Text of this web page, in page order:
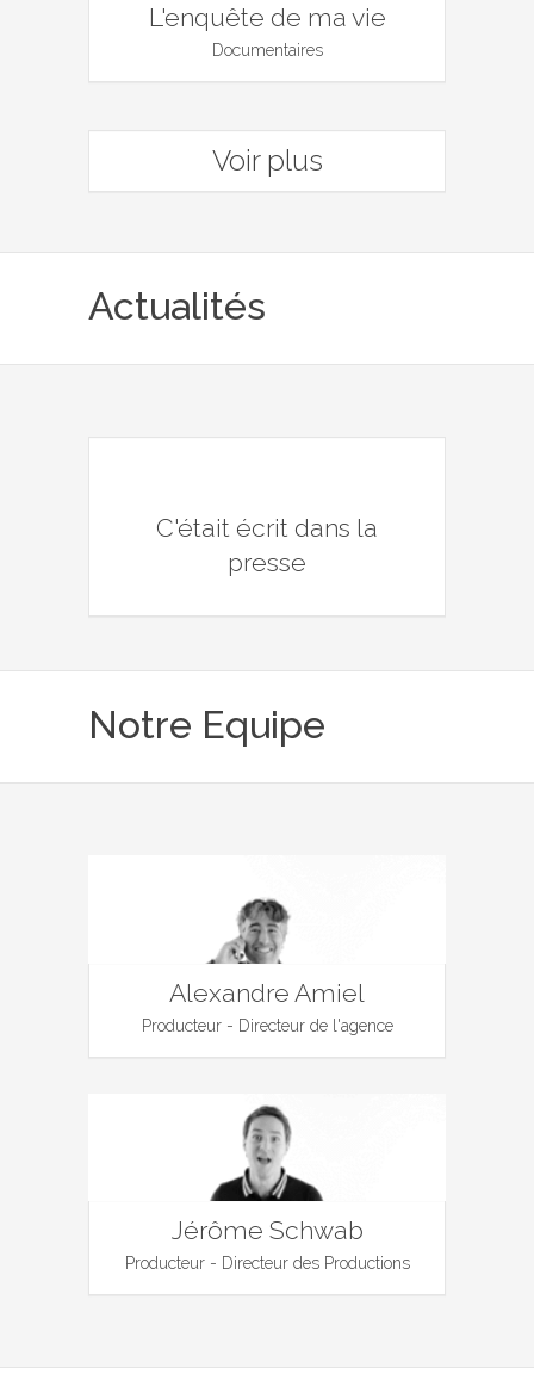
L'enquête de ma vie
Documentaires
Voir plus
Actualités
C'était écrit dans la
presse
Notre Equipe
Alexandre Amiel
Producteur - Directeur de l'agence
Jérôme Schwab
Producteur - Directeur des Productions